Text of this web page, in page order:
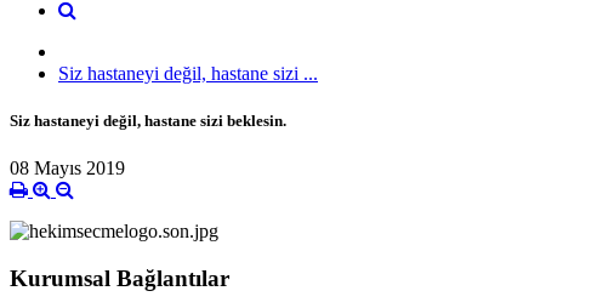
Siz hastaneyi değil, hastane sizi ...
Siz hastaneyi değil, hastane sizi beklesin.
08 Mayıs 2019
Kurumsal Bağlantılar